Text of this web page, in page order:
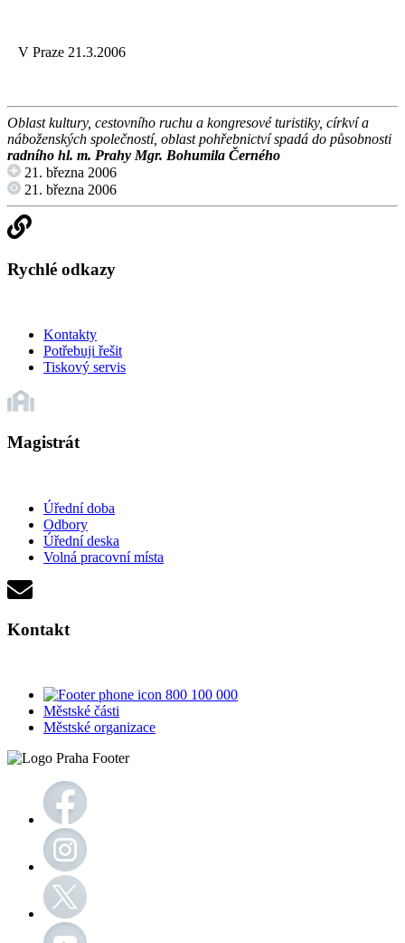
V Praze 21.3.2006
Oblast kultury, cestovního ruchu a kongresové turistiky, církví a
náboženských společností, oblast pohřebnictví spadá do působnosti
radního hl. m. Prahy Mgr. Bohumila Černého
21. března 2006
21. března 2006
Rychlé odkazy
Kontakty
Potřebuji řešit
Tiskový servis
Magistrát
Úřední doba
Odbory
Úřední deska
Volná pracovní místa
Kontakt
800 100 000
Městské části
Městské organizace